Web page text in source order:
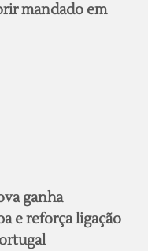
mandado em
ganha
e reforça ligação